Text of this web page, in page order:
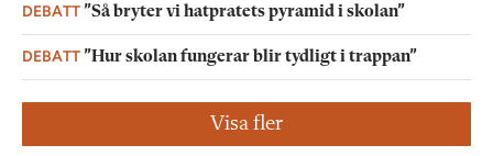
DEBATT”Så bryter vi hatpratets pyramid i skolan”
DEBATT”Hur skolan fungerar blir tydligt i trappan”
Visa fler